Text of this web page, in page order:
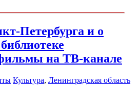
Петербурга и о
на ТВ-канале
Культура, Ленинградская область